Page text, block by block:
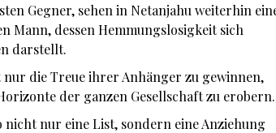
Gegner, sehen in Netanjahu weiterhin
Mann, dessen Hemmungslosigkeit sich
darstellt.
die Treue ihrer Anhänger zu gewinnen,
der ganzen Gesellschaft zu erobern.
nur eine List, sondern eine Anziehung